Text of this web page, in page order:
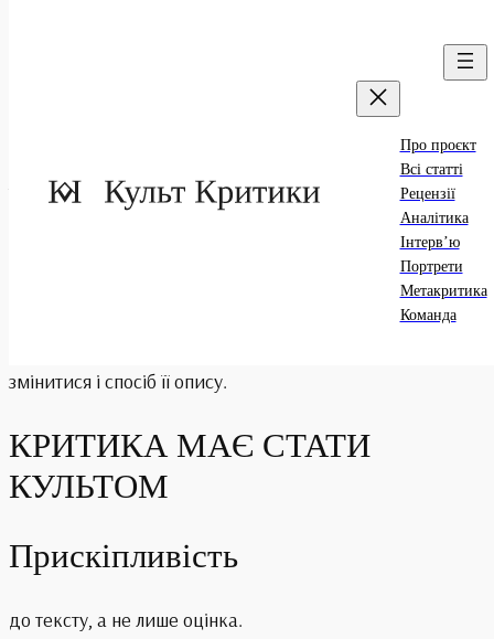
Про проєкт
Всі статті
Рецензії
Аналітика
Інтерв’ю
Портрети
Метакритика
Команда
Сьогодні література стрімко змінюється. Тож має
змінитися й те, як про неї говорять.
змінитися і спосіб її опису.
КРИТИКА МАЄ СТАТИ
КУЛЬТОМ
Прискіпливість
до тексту, а не лише оцінка.